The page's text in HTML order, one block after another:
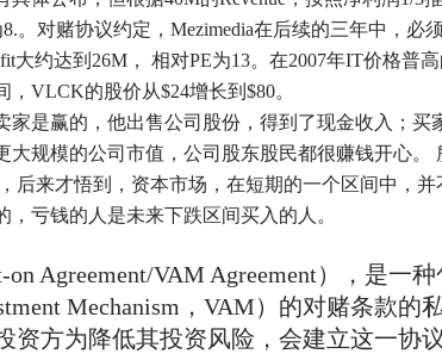
。对赌协议约定，Mezimedia在后续的三年中，必须
大约达到26M， 相对PE为13。在2007年IT价格普
VLCK的股价从$24增长到$80。
家是赢的，他出售公司股份，得到了现金收入；买
大规模的公司市值，公司股东股民都很赚钱开心。
后来才悟到，资本市场，在短期的一个区间中，
，亏钱的人是未来下跌区间买入的人。
Agreement/VAM Agreement），是一
Mechanism，VAM）的对赌条款的
资方为降低其投资风险，会建立这一协